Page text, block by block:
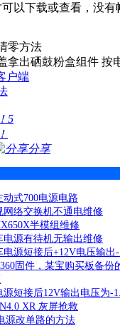
可以下载或查看，没有
零方法
拿出硒鼓粉盒组件 按
户端
5
分享
动式700电源电路
网络交换机不通电维修
半模组维修
电源有待机无输出维修
电源短接后+12V电压输出
固件，某宝购买板备份
源短接后12V输出电压为-
XR 灰屏抢救
源改单路的方法